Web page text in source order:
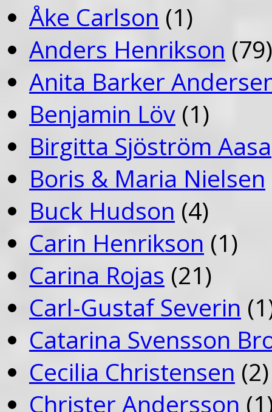
Åke Carlson (1)
Anders Henrikson (79)
Anita Barker
Benjamin Löv (1)
Birgitta Sjöström Aasa
Boris & Maria Nielsen
Buck Hudson (4)
Carin Henrikson (1)
Carina Rojas (21)
Carl-Gustaf Severin
Catarina Svensson
Cecilia Christensen (2)
Christer Andersson